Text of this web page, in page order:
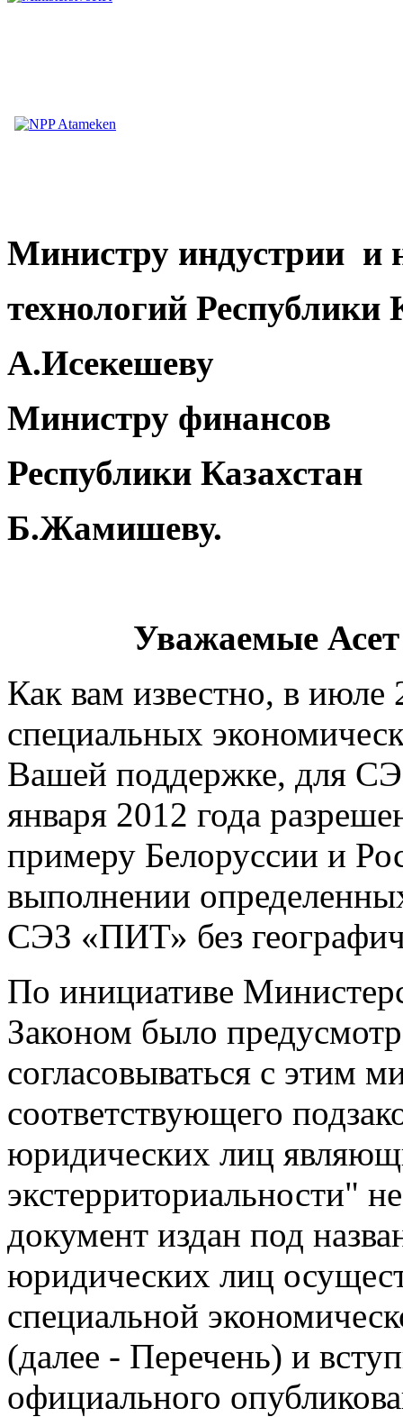
Министру индустрии и
технологий Республики
А.Исекешеву
Министру финансов
Республики Казахстан
Б.Жамишеву.
Уважаемые
Как вам известно, в
специальных
Вашей поддержке, для
января 2012 года
примеру Белоруссии и
выполнении
СЭЗ «ПИТ» без
По инициативе
Законом было
согласовываться с этим
соответствующего
юридических лиц
экстерриториальности"
документ издан под
юридических лиц
специальной
(далее - Перечень) и
официального